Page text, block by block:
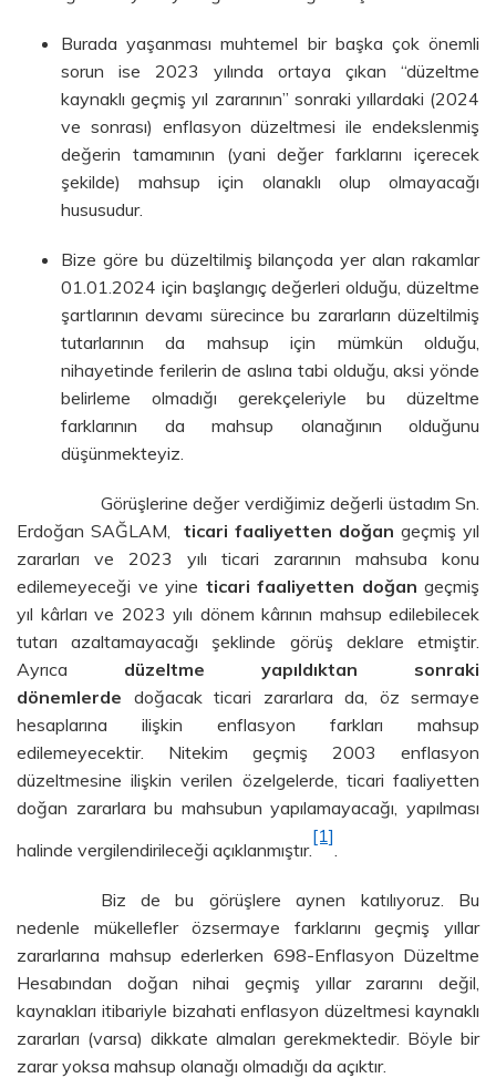
Burada yaşanması muhtemel bir başka çok önemli
sorun ise 2023 yılında ortaya çıkan “düzeltme
kaynaklı geçmiş yıl zararının” sonraki yıllardaki (2024
ve sonrası) enflasyon düzeltmesi ile endekslenmiş
değerin tamamının (yani değer farklarını içerecek
şekilde) mahsup için olanaklı olup olmayacağı
hususudur.
Bize göre bu düzeltilmiş bilançoda yer alan rakamlar
01.01.2024 için başlangıç değerleri olduğu, düzeltme
şartlarının devamı sürecince bu zararların düzeltilmiş
tutarlarının da mahsup için mümkün olduğu,
nihayetinde ferilerin de aslına tabi olduğu, aksi yönde
belirleme olmadığı gerekçeleriyle bu düzeltme
farklarının da mahsup olanağının olduğunu
düşünmekteyiz.
Görüşlerine değer verdiğimiz değerli üstadım Sn.
Erdoğan SAĞLAM, ticari faaliyetten doğan geçmiş yıl
zararları ve 2023 yılı ticari zararının mahsuba konu
edilemeyeceği ve yine ticari faaliyetten doğan geçmiş
yıl kârları ve 2023 yılı dönem kârının mahsup edilebilecek
tutarı azaltamayacağı şeklinde görüş deklare etmiştir.
Ayrıca düzeltme yapıldıktan sonraki
dönemlerde doğacak ticari zararlara da, öz sermaye
hesaplarına ilişkin enflasyon farkları mahsup
edilemeyecektir. Nitekim geçmiş 2003 enflasyon
düzeltmesine ilişkin verilen özelgelerde, ticari faaliyetten
doğan zararlara bu mahsubun yapılamayacağı, yapılması
halinde vergilendirileceği açıklanmıştır.
[1]
Biz de bu görüşlere aynen katılıyoruz. Bu
nedenle mükellefler özsermaye farklarını geçmiş yıllar
zararlarına mahsup ederlerken 698-Enflasyon Düzeltme
Hesabından doğan nihai geçmiş yıllar zararını değil,
kaynakları itibariyle bizahati enflasyon düzeltmesi kaynaklı
zararları (varsa) dikkate almaları gerekmektedir. Böyle bir
zarar yoksa mahsup olanağı olmadığı da açıktır.